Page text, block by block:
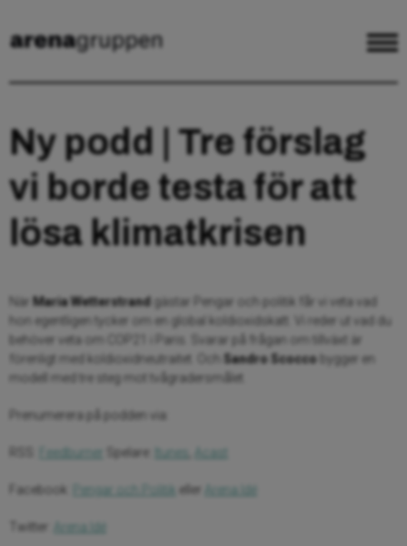
Ny podd | Tre förslag
vi borde testa för att
lösa klimatkrisen
När Maria Wetterstrand gästar Pengar och politik får vi veta vad
hon egentligen tycker om en global koldioxidskatt. Vi reder ut vad du
behöver veta om COP21 i Paris. Svarar på frågan om tillväxt är
förenligt med koldioxidneutraitet. Och
Sandro Scocco bygger en
modell med tre steg mot tvågradersmålet.
Prenumerera på podden via:
Feedburner Spelare: Itunes Acast
Facebook: Pengar och Politik eller Arena Idé
Twitter: Arena Idé